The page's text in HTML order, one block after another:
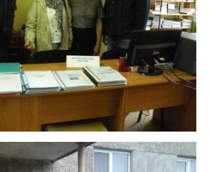
2024
2023
2022
2021
2020
2019
2018
2017